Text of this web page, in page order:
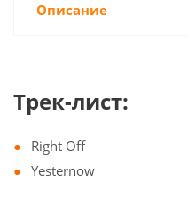
Описание
Трек-лист:
Right Off
Yesternow